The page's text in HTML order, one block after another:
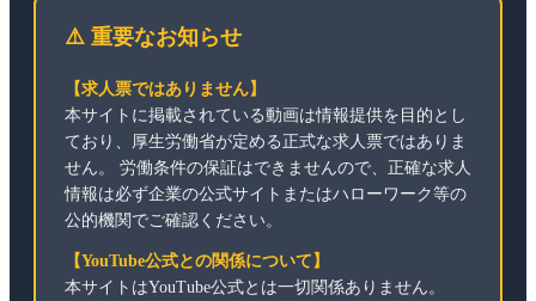
⚠️ 重要なお知らせ
【求人票ではありません】
本サイトに掲載されている動画は情報提供を目的とし
ており、厚生労働省が定める正式な求人票ではありま
せん。 労働条件の保証はできませんので、正確な求人
情報は必ず企業の公式サイトまたはハローワーク等の
公的機関でご確認ください。
【YouTube公式との関係について】
本サイトはYouTube公式とは一切関係ありません。